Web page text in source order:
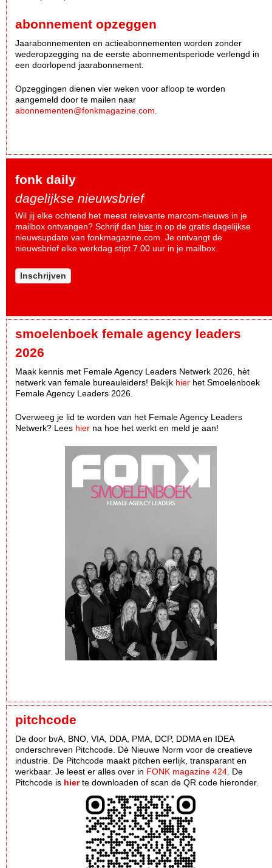
abonnement opzeggen
Jaarabonnementen en actieabonnementen worden zonder
wederopzegging na de eerste abonnementsperiode verlengd in
een doorlopend jaarabonnement.
Opzeggingen dienen vier weken voor afloop te worden
aangemeld door te mailen naar
abonnementen@fonkmagazine.com
fonk daily
dagelijkse nieuwsbrief
Wil jij elke ochtend het meest relevante marcom-nieuws in je
mailbox ontvangen? Schrijf dan hier in op de gratis dagelijkse
nieuwsupdate van fonkmagazine.com. Je ontvangt de
nieuwsbrief elke werkdag stipt 7.00 uur in je mailbox.
Inschrijven
smoelenboek female agency leaders
2026
Maak kennis met Female Agency Leaders Netwerk 2026, hèt
netwerk van female bureauleiders! Bekijk hier het Smoelenboek
Female Agency Leaders 2026.
Overweeg je lid te worden van het Female Agency Leaders
Netwerk? Lees hier na hoe het werkt en meld je aan!
pitchcode
De door bvA, BNO, VIA, DDA, PMA, DCP, DDMA en IDEA
onderschreven Pitchcode. Dè Nieuwe Norm voor de creatieve
industrie. De Pitchcode maakt pitchen eerlijk, transparant en
werkbaar. Je leest er alles over in FONK magazine 424 . De
Pitchcode is hierte downloaden of scan de QR code hieronder.